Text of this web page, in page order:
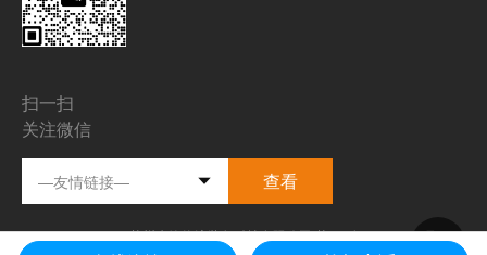
扫一扫
关注微信
查看
Copyright © 2021 苏州先锋物流装备科技有限公司苏ICP备20017935号